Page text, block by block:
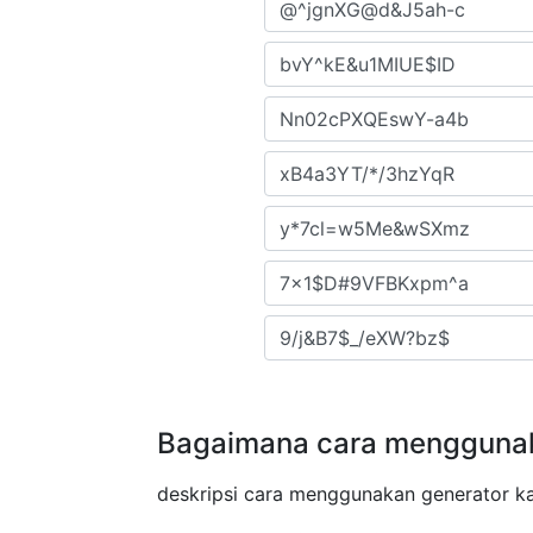
Bagaimana cara
deskripsi cara menggunakan generator